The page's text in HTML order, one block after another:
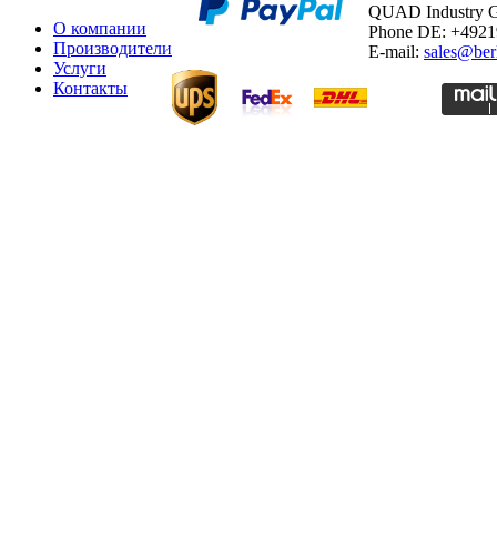
О компании
Производители
Услуги
Контакты
QUAD Industry
Phone DE:
E-mail: